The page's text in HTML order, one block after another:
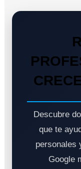
Descubre
que te
personales
Google